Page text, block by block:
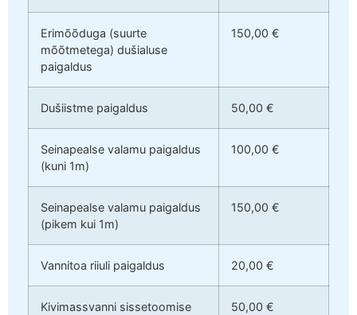
Erimõõduga (suurte
mõõtmetega) dušialuse
paigaldus
150,00 €
Dušiistme paigaldus 50,00 €
Seinapealse valamu paigaldus
(kuni 1m)
100,00 €
Seinapealse valamu paigaldus
(pikem kui 1m)
150,00 €
Vannitoa riiuli paigaldus 20,00 €
Kivimassvanni sissetoomise
50,00 €